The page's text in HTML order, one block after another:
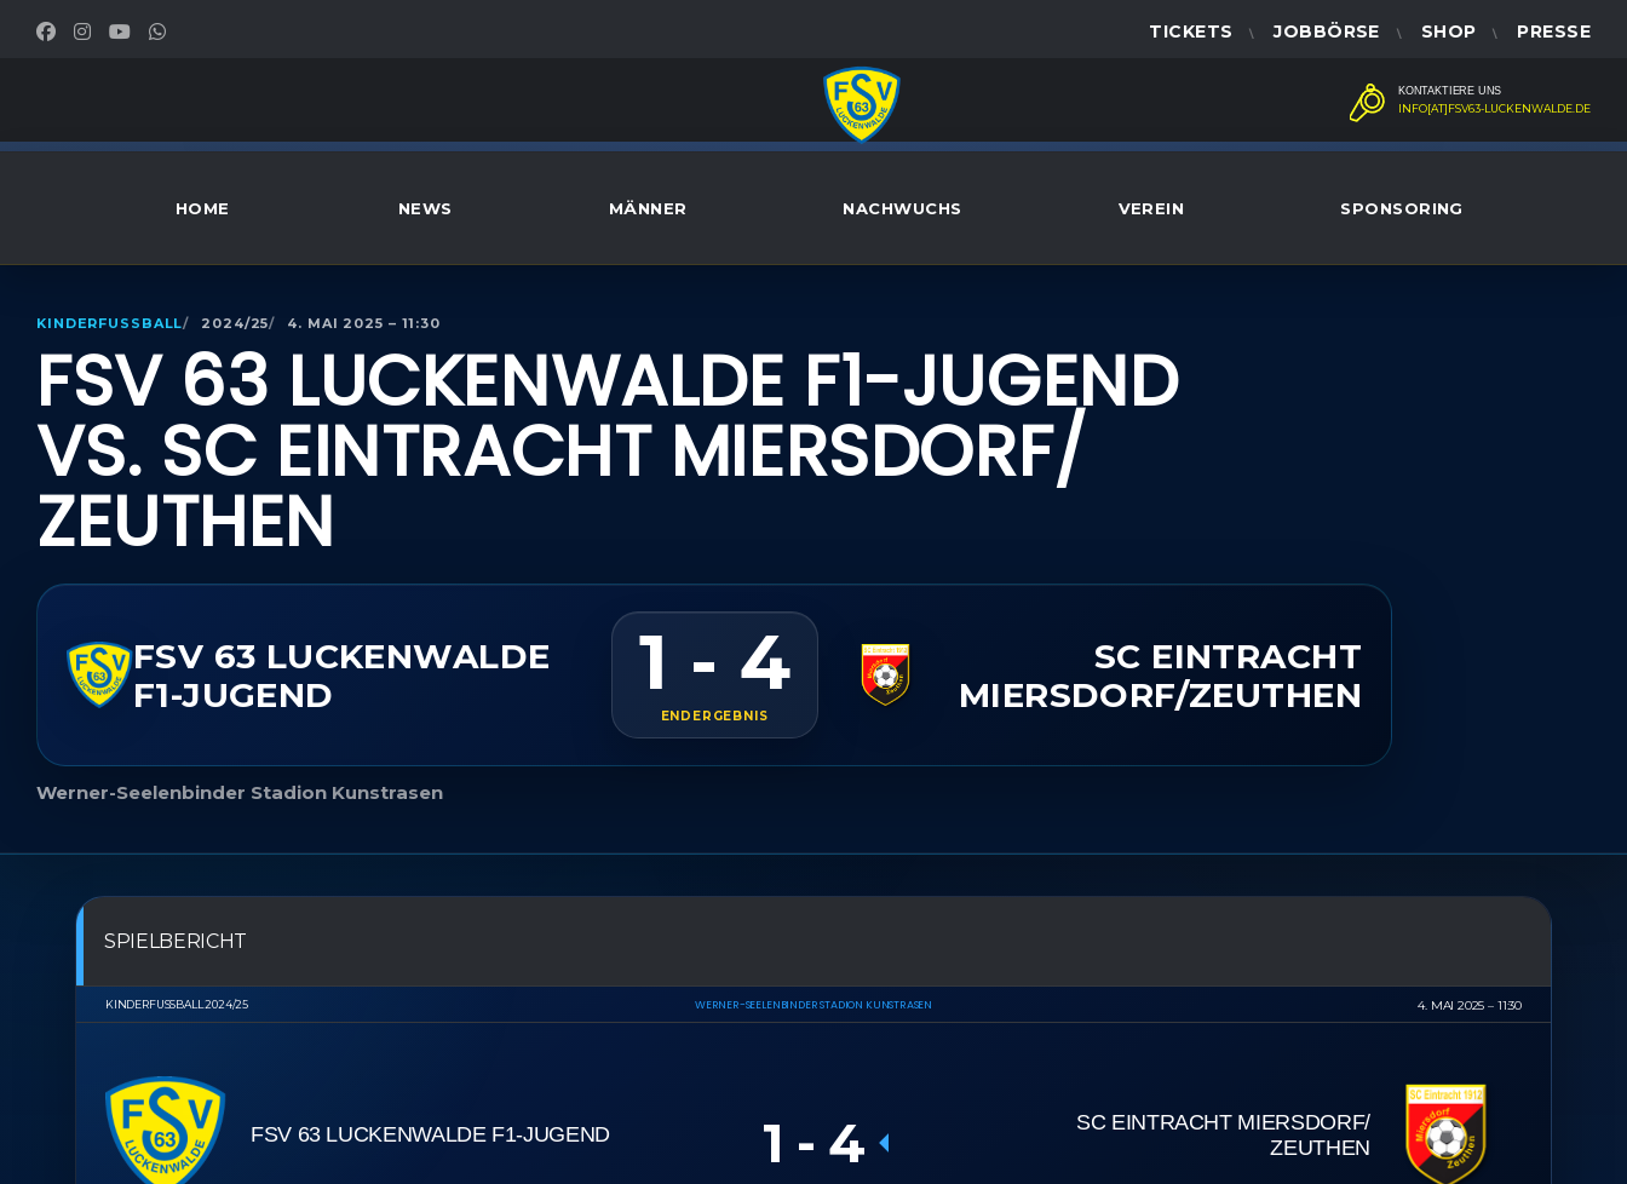
TICKETS JOBBÖRSE SHOP PRESSE
KONTAKTIERE UNS
INFO[AT]FSV63-LUCKENWALDE.DE
HOME NEWS MÄNNER NACHWUCHS VEREIN SPONSORING
KINDERFUSSBALL 2024/25 4. MAI 2025 – 11:30
FSV 63 LUCKENWALDE F1-JUGEND
VS. SC EINTRACHT MIERSDORF/​
ZEUTHEN
FSV 63 LUCKENWALDE
F1-JUGEND
1 - 4
ENDERGEBNIS
SC EINTRACHT
MIERSDORF/​ZEUTHEN
Werner-Seelenbinder Stadion Kunstrasen
SPIELBERICHT
KINDERFUSSBALL 2024/25 WERNER-SEELENBINDER STADION KUNSTRASEN 4. MAI 2025 11:30
FSV 63 LUCKENWALDE F1-JUGEND
SC EINTRACHT MIERSDORF/​
ZEUTHEN
1 - 4